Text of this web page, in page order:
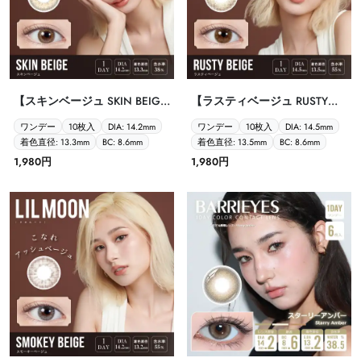
【スキンベージュ SKIN BEIGE
LILMOON リルムーン ワンデ
ー 10枚入】
ワンデー 10枚入
DIA: 14.2mm
着色直径: 13.3mm
BC: 8.6mm
1,980円
【ラスティベージュ RUSTY
BEIGE LILMOON リルムーン
ワンデー 10枚入】
ワンデー 10枚入
DIA: 14.5mm
着色直径: 13.5mm
BC: 8.6mm
1,980円